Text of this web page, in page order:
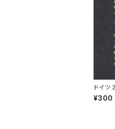
ドイ
IN
¥300